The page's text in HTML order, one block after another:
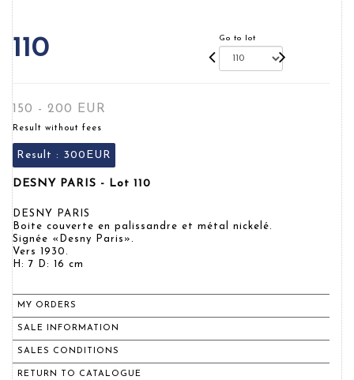
110 Go to lot
150 - 200 EUR
Result without fees
Result : 300EUR
DESNY PARIS - Lot 110
DESNY PARIS
Boite couverte en palissandre et métal nickelé.
Signée «Desny Paris».
Vers 1930.
H: 7 D: 16 cm
MY ORDERS
SALE INFORMATION
SALES CONDITIONS
RETURN TO CATALOGUE